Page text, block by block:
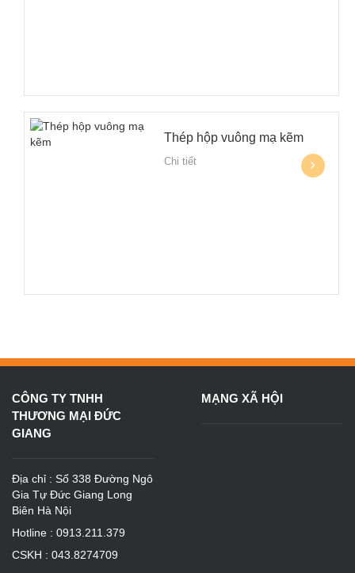
Thép hộp vuông mạ kẽm
Chi tiết
CÔNG TY TNHH
THƯƠNG MẠI ĐỨC
GIANG
Địa chỉ : Số 338 Đường Ngô
Gia Tự Đức Giang Long
Biên Hà Nội
Hotline : 0913.211.379
CSKH : 043.8274709
MẠNG XÃ HỘI